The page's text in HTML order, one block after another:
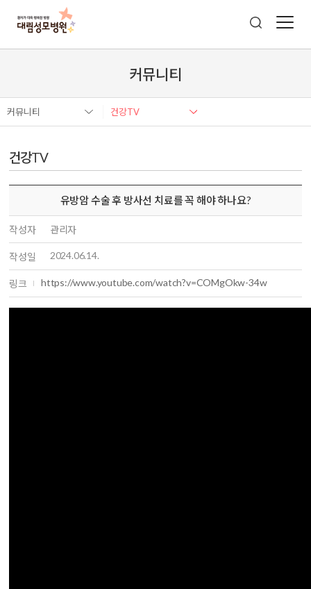
커뮤니티
커뮤니티 건강TV
건강TV
유방암 수술 후 방사선 치료를 꼭 해야 하나요?
작성자 관리자
작성일 2024.06.14.
링크 https://www.youtube.com/watch?v=COMgOkw-34w